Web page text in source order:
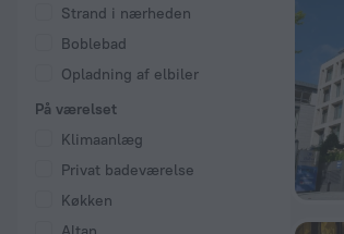
Strand i nærheden
Boblebad
Opladning af elbiler
På værelset
Klimaanlæg
Privat badeværelse
Køkken